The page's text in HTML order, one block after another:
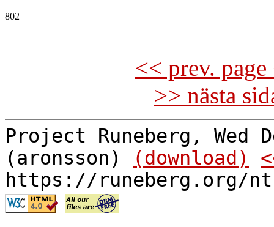
802
<< prev.
>> nästa
Project Runeberg, Wed
(aronsson)
(download)
https://runeberg.org/